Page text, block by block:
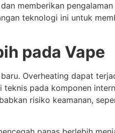
memberikan
teknologi ini untuk
pada Vape
Overheating dapat
pada komponen
risiko keamanan,